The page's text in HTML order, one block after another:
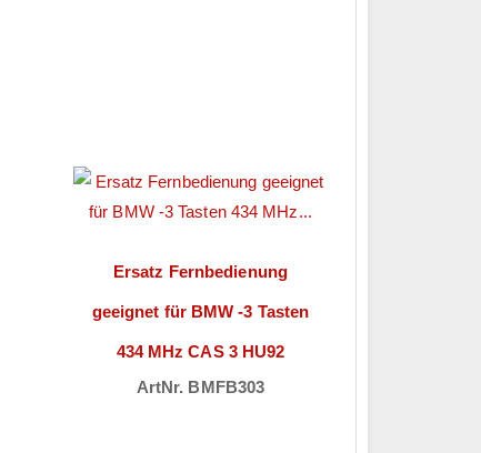
Ersatz Fernbedienung
geeignet für BMW -3 Tasten
434 MHz CAS 3 HU92
ArtNr. BMFB303